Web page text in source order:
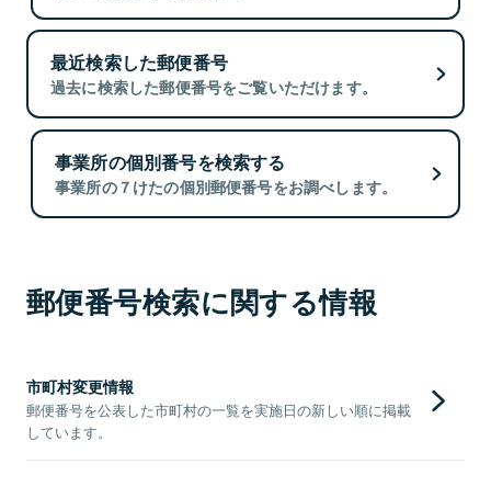
最近検索した郵便番号
過去に検索した郵便番号をご覧いただけます。
事業所の個別番号を検索する
事業所の７けたの個別郵便番号をお調べします。
郵便番号検索に関する情報
市町村変更情報
郵便番号を公表した市町村の一覧を実施日の新しい順に掲載
しています。